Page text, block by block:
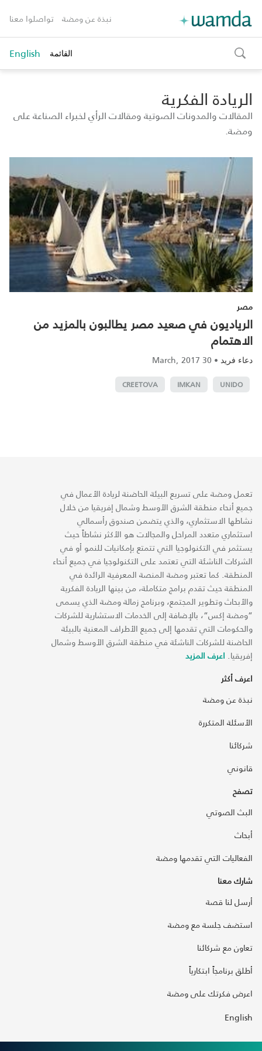
نبذة عن ومضة تواصلوا معنا
toggle
search
القائمة English
الريادة الفكرية
المقالات والمدونات الصوتية ومقالات الرأي لخبراء الصناعة على
ومضة.
مصر
الرياديون في صعيد مصر يطالبون بالمزيد من
الاهتمام
دعاء فريد •
30 March, 2017
UNIDO
IMKAN
CREETOVA
تعمل ومضة على تسريع البيئة الحاضنة لريادة الأعمال في
جميع أنحاء منطقة الشرق الأوسط وشمال إفريقيا من خلال
نشاطها الاستثماري، والذي يتضمن صندوق رأسمالي
استثماري متعدد المراحل والمجالات هو الأكثر نشاطاً حيث
يستثمر في التكنولوجيا التي تتمتع بإمكانيات للنمو أو في
الشركات الناشئة التي تعتمد على التكنولوجيا في جميع أنحاء
المنطقة. كما تعتبر ومضة المنصة المعرفية الرائدة في
المنطقة حيث تقدم برامج متكاملة، من بينها الريادة الفكرية
والأبحاث وتطوير المجتمع، وبرنامج زمالة ومضة الذي يسمى
“ومضة إكس“، بالإضافة إلى الخدمات الاستشارية للشركات
والحكومات التي تقدمها إلى جميع الأطراف المعنية بالبيئة
الحاضنة للشركات الناشئة في منطقة الشرق الأوسط وشمال
إفريقيا. اعرف المزيد
اعرف أكثر
نبذة عن ومضة
الأسئلة المتكررة
شركائنا
قانوني
تصفح
البث الصوتي
أبحاث
الفعاليات التي تقدمها ومضة
شارك معنا
أرسل لنا قصة
استضف جلسة مع ومضة
تعاون مع شركائنا
أطلق برنامجاً ابتكارياً
اعرض فكرتك على ومضة
English